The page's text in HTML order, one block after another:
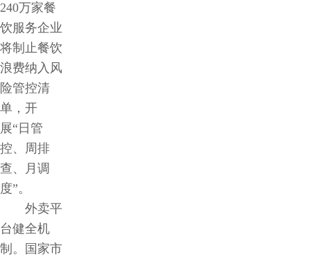
240万家餐
饮服务企业
将制止餐饮
浪费纳入风
险管控清
单，开
展“日管
控、周排
查、月调
度”。
外卖平
台健全机
制。国家市